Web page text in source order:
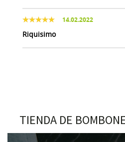
14.02.2022
Riquisimo
TIENDA DE